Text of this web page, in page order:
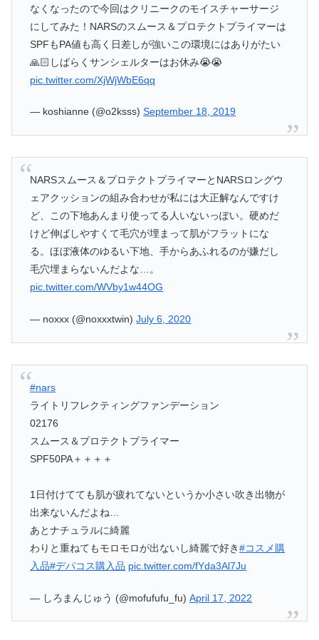
なくなったので今回はクリニークのモイスチャーサージ
にしてみた！NARSのスムース＆プロテクトプライマーは
SPFもPA値も高く日差しが強いこの環境にはありがたい
🙏🏻しばらくサンシェルターはお休み😭😭
pic.twitter.com/XjWjWbE6qq
— koshianne (@o2ksss)September 18, 2019
NARSスムース＆プロテクトプライマーとNARSロングウ
ェアクッションの組み合わせが私には大正解なんですけ
ど、この下地あんまり使ってる人いないっぽい。硬めだ
けど伸ばしやすくて毛穴が埋まって肌がフラットにな
る。ほぼ液体のゆるい下地、手からあふれるのが嫌だし
毛穴埋まらないんだよな…。
pic.twitter.com/WVby1w44OG
— noxxx (@noxxxtwin)July 6, 2020
#nars
ライトリフレクティングファンデーション
02176
スムース＆プロテクトプライマー
SPF50PA＋＋＋＋
1日付けてても肌が疲れてないというか小さい吹き出物が
出来ないんだよね…
あとナチュラルに綺麗
わりと重ねてもモロモロが出ないし綺麗で好き#コスメ購
入品#デパコス購入品 pic.twitter.com/fYda3Al7Ju
— しろまんじゅう (@mofufufu_fu)April 17, 2022